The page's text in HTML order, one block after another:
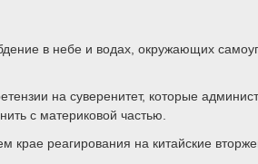
в небе и водах, окружающих
на суверенитет, которые
с материковой частью.
реагирования на китайские